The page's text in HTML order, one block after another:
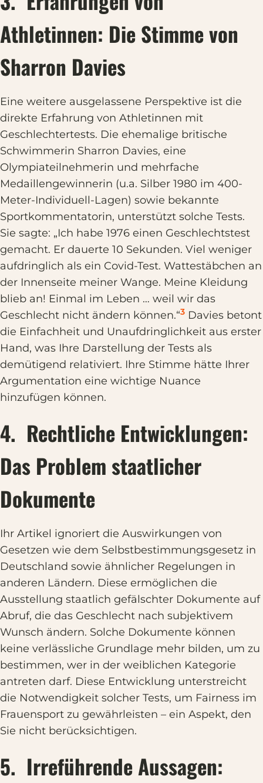
Athletinnen: Die Stimme von
Sharron Davies
Eine weitere ausgelassene Perspektive ist die
direkte Erfahrung von Athletinnen mit
Geschlechtertests. Die ehemalige britische
Schwimmerin Sharron Davies, eine
Olympiateilnehmerin und mehrfache
Medaillengewinnerin (u.a. Silber 1980 im 400-
Meter-Individuell-Lagen) sowie bekannte
Sportkommentatorin, unterstützt solche Tests.
Sie sagte: „Ich habe 1976 einen Geschlechtstest
gemacht. Er dauerte 10 Sekunden. Viel weniger
aufdringlich als ein Covid-Test. Wattestäbchen an
der Innenseite meiner Wange. Meine Kleidung
blieb an! Einmal im Leben … weil wir das
Geschlecht nicht ändern können.“3 Davies betont
die Einfachheit und Unaufdringlichkeit aus erster
Hand, was Ihre Darstellung der Tests als
demütigend relativiert. Ihre Stimme hätte Ihrer
Argumentation eine wichtige Nuance
hinzufügen können.
4. Rechtliche Entwicklungen:
Das Problem staatlicher
Dokumente
Ihr Artikel ignoriert die Auswirkungen von
Gesetzen wie dem Selbstbestimmungsgesetz in
Deutschland sowie ähnlicher Regelungen in
anderen Ländern. Diese ermöglichen die
Ausstellung staatlich gefälschter Dokumente auf
Abruf, die das Geschlecht nach subjektivem
Wunsch ändern. Solche Dokumente können
keine verlässliche Grundlage mehr bilden, um zu
bestimmen, wer in der weiblichen Kategorie
antreten darf. Diese Entwicklung unterstreicht
die Notwendigkeit solcher Tests, um Fairness im
Frauensport zu gewährleisten – ein Aspekt, den
Sie nicht berücksichtigen.
5. Irreführende Aussagen: